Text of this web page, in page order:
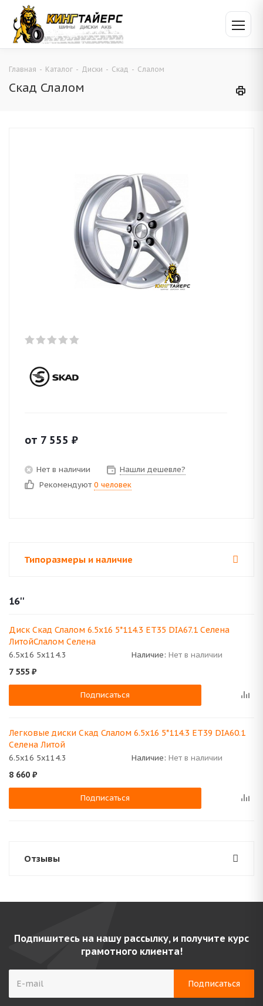
Главная - Каталог - Диски - Скад - Слалом
Скад Слалом
от 7 555 ₽
Нет в наличии
Нашли дешевле?
Рекомендуют 0 человек
Типоразмеры и наличие
16''
Диск Скад Слалом 6.5x16 5*114.3 ET35 DIA67.1 Селена
ЛитойСлалом Селена
6.5x16 5x114.3 Наличие: Нет в наличии
7 555 ₽
Подписаться
Легковые диски Скад Слалом 6.5x16 5*114.3 ET39 DIA60.1
Селена Литой
6.5x16 5x114.3 Наличие: Нет в наличии
8 660 ₽
Подписаться
Отзывы
Подпишитесь на нашу рассылку, и получите курс
грамотного клиента!